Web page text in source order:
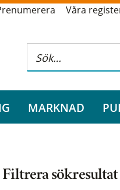
Våra
MARKNAD
Filtrera sökresultat